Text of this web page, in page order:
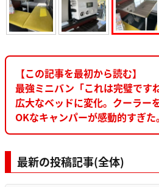
【この記事を最初から読む】
最強ミニバン「これは完璧です
広大なベッドに変化。クーラー
OKなキャンパーが感動的すぎた。
最新の投稿記事(全体)